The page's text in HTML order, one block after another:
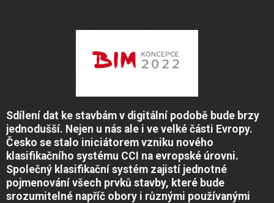
Sdílení dat ke stavbám v digitální podobě bude brzy
jednodušší. Nejen u nás ale i ve velké části Evropy.
Česko se stalo iniciátorem vzniku nového
klasifikačního systému CCI na evropské úrovni.
Společný klasifikační systém zajistí jednotné
pojmenování všech prvků stavby, které bude
srozumitelné napříč obory i různými používanými